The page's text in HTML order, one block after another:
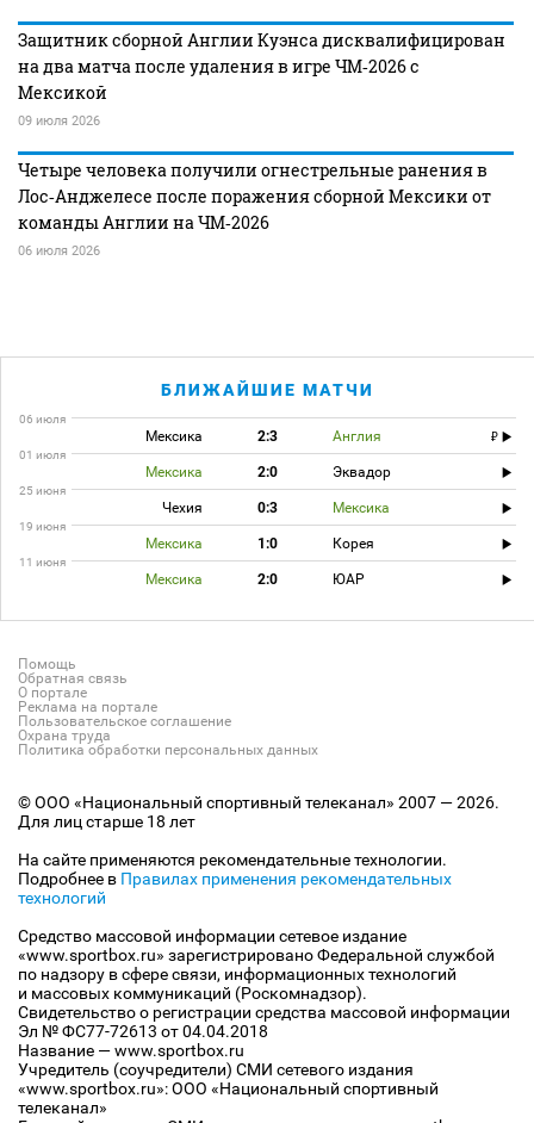
Защитник сборной Англии Куэнса дисквалифицирован
на два матча после удаления в игре ЧМ‑2026 с
Мексикой
09 июля 2026
Четыре человека получили огнестрельные ранения в
Лос‑Анджелесе после поражения сборной Мексики от
команды Англии на ЧМ‑2026
06 июля 2026
БЛИЖАЙШИЕ МАТЧИ
06 июля
Мексика 2:3 Англия
01 июля
Мексика 2:0 Эквадор
25 июня
Чехия 0:3 Мексика
19 июня
Мексика 1:0 Корея
11 июня
Мексика 2:0 ЮАР
Помощь
Обратная связь
О портале
Реклама на портале
Пользовательское соглашение
Охрана труда
Политика обработки персональных данных
© ООО «Национальный спортивный телеканал» 2007 — 2026.
Для лиц старше 18 лет
На сайте применяются рекомендательные технологии.
Подробнее в Правилах применения рекомендательных
технологий
Средство массовой информации сетевое издание
«www.sportbox.ru» зарегистрировано Федеральной службой
по надзору в сфере связи, информационных технологий
и массовых коммуникаций (Роскомнадзор).
Свидетельство о регистрации средства массовой информации
Эл № ФС77-72613 от 04.04.2018
Название — www.sportbox.ru
Учредитель (соучредители) СМИ сетевого издания
«www.sportbox.ru»: ООО «Национальный спортивный
телеканал»